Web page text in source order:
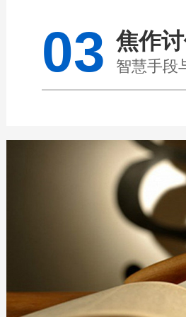
03 焦作
智慧手段